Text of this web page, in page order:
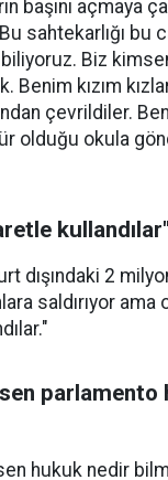
başını açmaya
sahtekarlığı bu
Biz
Benim kızım
çevrildiler. Ben
olduğu okula
kullandılar"
dışındaki 2
saldırıyor ama
parlamento
hukuk nedir